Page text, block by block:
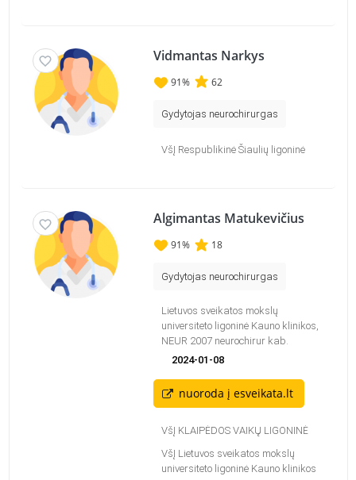
Vidmantas Narkys
91% 62
Gydytojas neurochirurgas
VšĮ Respublikinė Šiaulių ligoninė
Algimantas Matukevičius
91% 18
Gydytojas neurochirurgas
Lietuvos sveikatos mokslų
universiteto ligoninė Kauno klinikos,
NEUR 2007 neurochirur kab.
2024-01-08
nuoroda į esveikata.lt
VšĮ KLAIPĖDOS VAIKŲ LIGONINĖ
VšĮ Lietuvos sveikatos mokslų
universiteto ligoninė Kauno klinikos